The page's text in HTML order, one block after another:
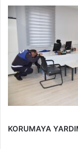
KORUMAYA